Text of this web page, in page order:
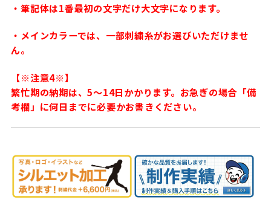
・筆記体は1番最初の文字だけ大文字になります。
・メインカラーでは、一部刺繍糸がお選びいただけませ
ん。
【※注意4※】
繁忙期の納期は、5〜14日かかります。お急ぎの場合「備
考欄」に何日までに必要かお書きください。